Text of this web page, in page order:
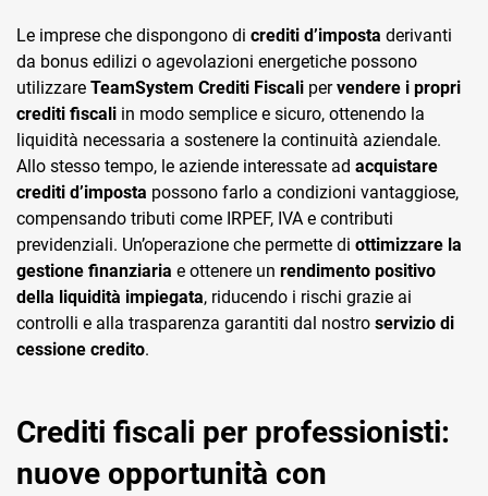
Le imprese che dispongono di crediti d’imposta derivanti
da bonus edilizi o agevolazioni energetiche possono
utilizzare TeamSystem Crediti Fiscali pervendere i propri
crediti fiscali in modo semplice e sicuro, ottenendo la
liquidità necessaria a sostenere la continuità aziendale.
Allo stesso tempo, le aziende interessate ad acquistare
crediti d’imposta possono farlo a condizioni vantaggiose,
compensando tributi come IRPEF, IVA e contributi
previdenziali. Un’operazione che permette di ottimizzare la
gestione finanziaria e ottenere un rendimento positivo
della liquidità impiegata, riducendo i rischi grazie ai
controlli e alla trasparenza garantiti dal nostro servizio di
cessione credito.
Crediti fiscali per professionisti:
nuove opportunità con